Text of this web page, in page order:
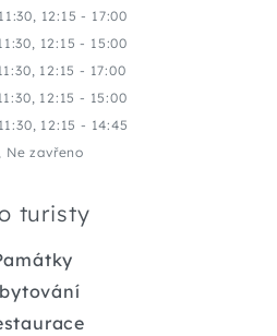
12:15 - 17:00
12:15 - 15:00
12:15 - 17:00
12:15 - 15:00
12:15 - 14:45
Ne zavřeno
turisty